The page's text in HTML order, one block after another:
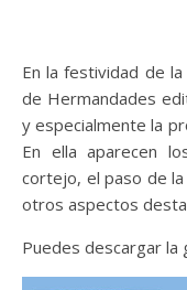
En la festividad de la Virgen del Águila, el Consejo General
de Hermandades
y especialmente la
En ella aparecen
cortejo, el paso de
otros aspectos
Puedes descargar la